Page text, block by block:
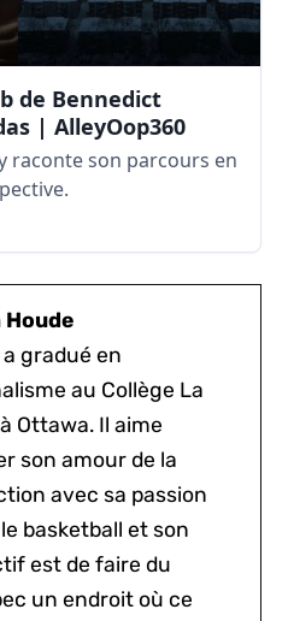
de Bennedict
| AlleyOop360
raconte son parcours en
Houde
gradué en
au Collège La
Ottawa. Il aime
son amour de la
avec sa passion
basketball et son
est de faire du
un endroit où ce